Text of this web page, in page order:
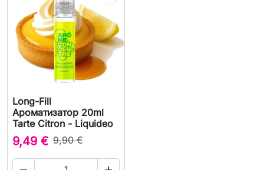
Long-Fill
Ароматизатор 20ml
Tarte Citron - Liquideo
9,49 € 9,90 €